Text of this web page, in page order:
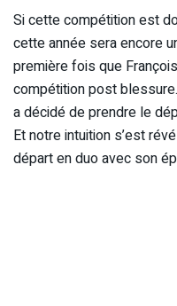
Si cette compétition est
cette année sera encore
première fois que
compétition post
a décidé de prendre le
Et notre intuition s’est
départ en duo avec son